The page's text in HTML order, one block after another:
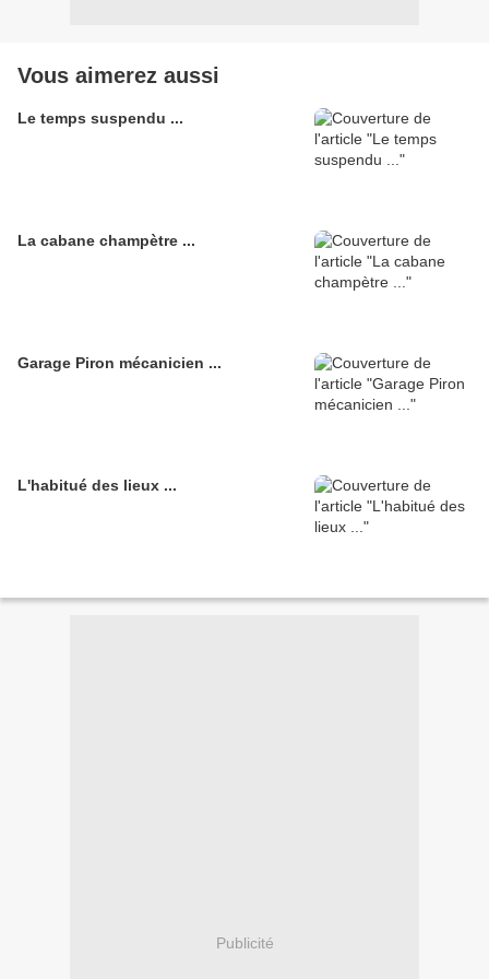
Vous aimerez aussi
Le temps suspendu ...
La cabane champètre ...
Garage Piron mécanicien ...
L'habitué des lieux ...
Publicité